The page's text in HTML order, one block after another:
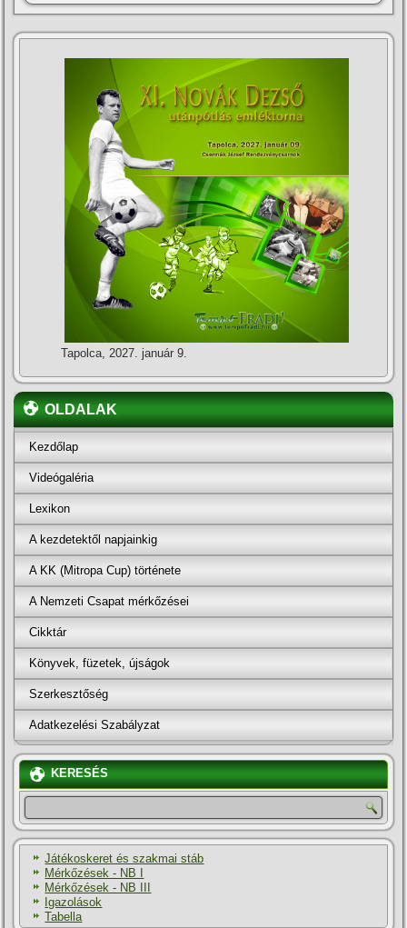
Tapolca, 2027. január 9.
OLDALAK
Kezdőlap
Videógaléria
Lexikon
A kezdetektől napjainkig
A KK (Mitropa Cup) története
A Nemzeti Csapat mérkőzései
Cikktár
Könyvek, füzetek, újságok
Szerkesztőség
Adatkezelési Szabályzat
KERESÉS
Játékoskeret és szakmai stáb
Mérkőzések - NB I
Mérkőzések - NB III
Igazolások
Tabella